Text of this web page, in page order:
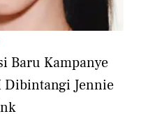
Baru Kampanye
Dibintangi Jennie